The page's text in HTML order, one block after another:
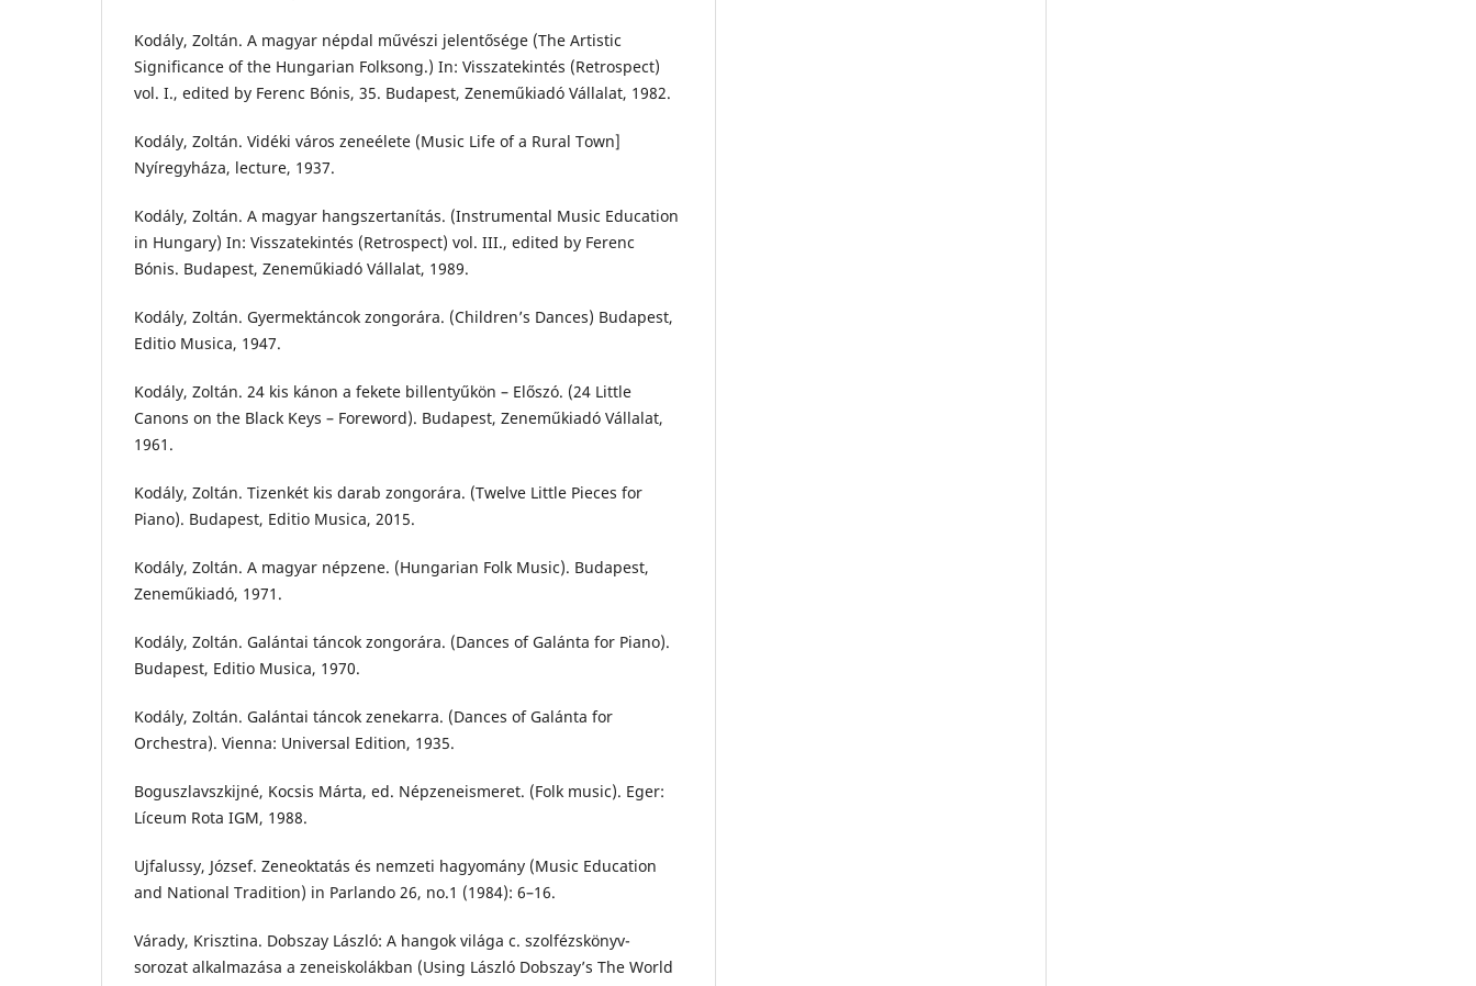
Kodály, Zoltán. A magyar népdal művészi jelentősége (The Artistic
Significance of the Hungarian Folksong.) In: Visszatekintés (Retrospect)
vol. I., edited by Ferenc Bónis, 35. Budapest, Zeneműkiadó Vállalat, 1982.
Kodály, Zoltán. Vidéki város zeneélete (Music Life of a Rural Town]
Nyíregyháza, lecture, 1937.
Kodály, Zoltán. A magyar hangszertanítás. (Instrumental Music Education
in Hungary) In: Visszatekintés (Retrospect) vol. III., edited by Ferenc
Bónis. Budapest, Zeneműkiadó Vállalat, 1989.
Kodály, Zoltán. Gyermektáncok zongorára. (Children’s Dances) Budapest,
Editio Musica, 1947.
Kodály, Zoltán. 24 kis kánon a fekete billentyűkön – Előszó. (24 Little
Canons on the Black Keys – Foreword). Budapest, Zeneműkiadó Vállalat,
1961.
Kodály, Zoltán. Tizenkét kis darab zongorára. (Twelve Little Pieces for
Piano). Budapest, Editio Musica, 2015.
Kodály, Zoltán. A magyar népzene. (Hungarian Folk Music). Budapest,
Zeneműkiadó, 1971.
Kodály, Zoltán. Galántai táncok zongorára. (Dances of Galánta for Piano).
Budapest, Editio Musica, 1970.
Kodály, Zoltán. Galántai táncok zenekarra. (Dances of Galánta for
Orchestra). Vienna: Universal Edition, 1935.
Boguszlavszkijné, Kocsis Márta, ed. Népzeneismeret. (Folk music). Eger:
Líceum Rota IGM, 1988.
Ujfalussy, József. Zeneoktatás és nemzeti hagyomány (Music Education
and National Tradition) in Parlando 26, no.1 (1984): 6–16.
Várady, Krisztina. Dobszay László: A hangok világa c. szolfézskönyv-
sorozat alkalmazása a zeneiskolákban (Using László Dobszay’s The World